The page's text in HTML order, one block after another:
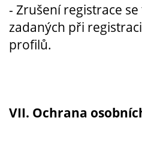
- Zrušení registrace
zadaných při
profilů.
VII. Ochrana